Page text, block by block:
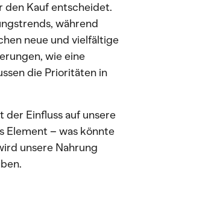
den Kauf entscheidet.
während
neue und vielfältige
wie eine
die Prioritäten in
Einfluss auf unsere
Element – was könnte
unsere Nahrung